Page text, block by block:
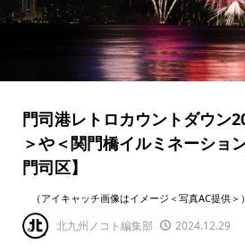
門司港レトロカウントダウ
＞や＜関門橋イルミネーショ
門司区】
（アイキャッチ画像はイメージ＜写真AC提供＞）
北九州ノコト編集部 2024.12.29